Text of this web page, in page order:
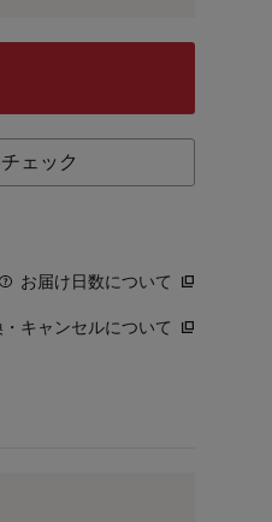
ェック
お届け日数について
キャンセルについて